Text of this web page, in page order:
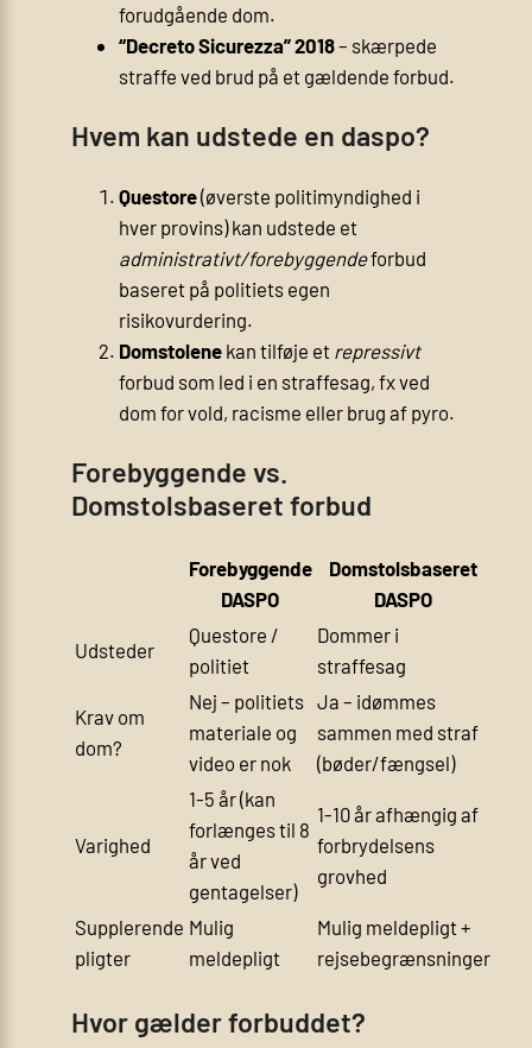
forudgående dom.
“Decreto Sicurezza” 2018– skærpede
straffe ved brud på et gældende forbud.
Hvem kan udstede en daspo?
Questore(øverste politimyndighed i
hver provins) kan udstede et
administrativt/forebyggendeforbud
baseret på politiets egen
risikovurdering.
Domstolenekan tilføje et repressivt
forbud som led i en straffesag, fx ved
dom for vold, racisme eller brug af pyro.
Forebyggende vs.
Domstolsbaseret forbud
Forebyggende
DASPO
Domstolsbaseret
DASPO
Udsteder
Questore /
politiet
Dommer i
straffesag
Krav om
dom?
Nej – politiets
materiale og
video er nok
Ja – idømmes
sammen med straf
(bøder/fængsel)
Varighed
1-5 år (kan
forlænges til 8
år ved
gentagelser)
1-10 år afhængig af
forbrydelsens
grovhed
Supplerende
pligter
Mulig
meldepligt
Mulig meldepligt +
rejsebegrænsninger
Hvor gælder forbuddet?